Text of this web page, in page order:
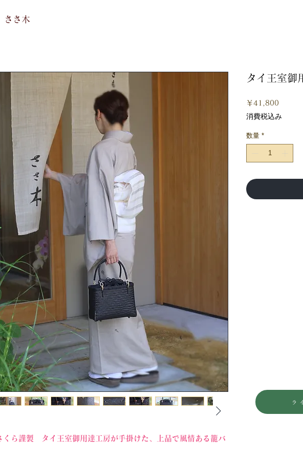
ささ木
くら謹製 タイ王室御用達工房が手掛けた、上品で風情ある籠バ
タイ王室御
￥41,800
消費税込み
数量 *
ラ